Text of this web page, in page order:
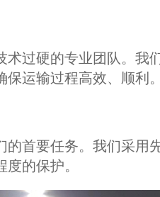
术过硬的专业团队。我
运输过程高效、顺利。
的首要任务。我们采用
的保护。